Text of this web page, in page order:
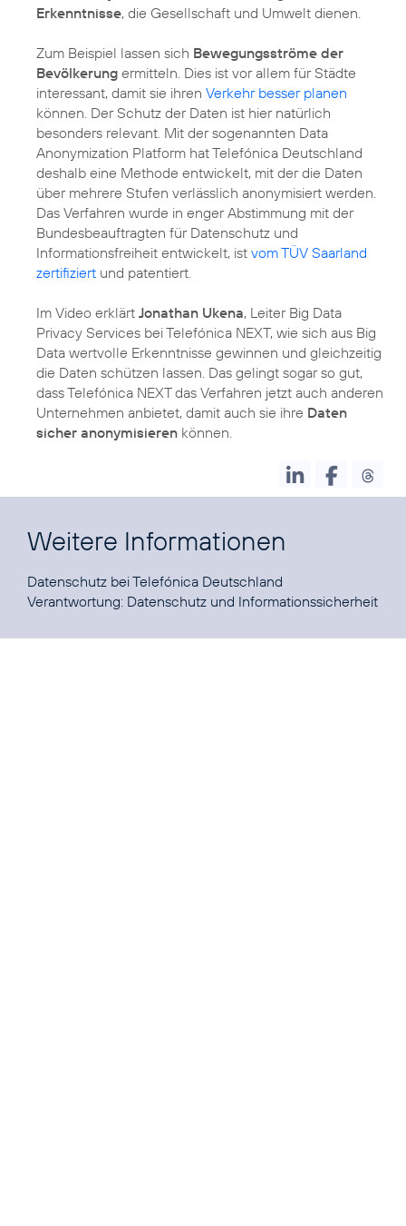
Erkenntnisse, die Gesellschaft und Umwelt dienen.
Zum Beispiel lassen sich Bewegungsströme der
Bevölkerung ermitteln. Dies ist vor allem für Städte
interessant, damit sie ihren Verkehr besser planen
können. Der Schutz der Daten ist hier natürlich
besonders relevant. Mit der sogenannten Data
Anonymization Platform hat Telefónica Deutschland
deshalb eine Methode entwickelt, mit der die Daten
über mehrere Stufen verlässlich anonymisiert werden.
Das Verfahren wurde in enger Abstimmung mit der
Bundesbeauftragten für Datenschutz und
Informationsfreiheit entwickelt, ist vom TÜV Saarland
zertifiziert und patentiert.
Im Video erklärt Jonathan Ukena, Leiter Big Data
Privacy Services bei Telefónica NEXT, wie sich aus Big
Data wertvolle Erkenntnisse gewinnen und gleichzeitig
die Daten schützen lassen. Das gelingt sogar so gut,
dass Telefónica NEXT das Verfahren jetzt auch anderen
Unternehmen anbietet, damit auch sie ihre Daten
sicher anonymisieren können.
Weitere Informationen
Datenschutz bei Telefónica Deutschland
Verantwortung: Datenschutz und Informationssicherheit